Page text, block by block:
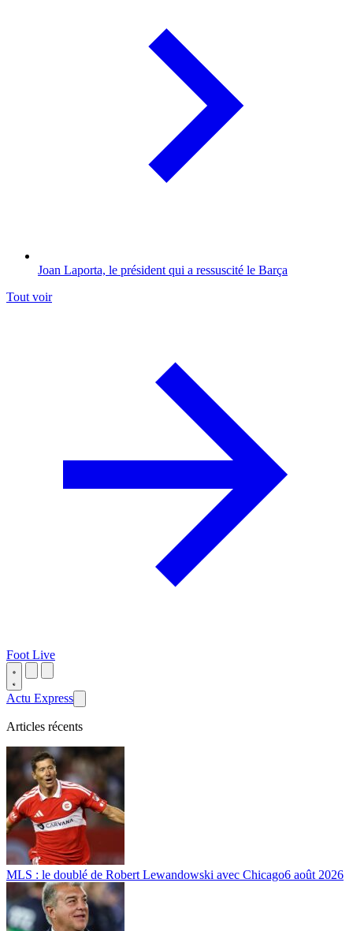
Joan Laporta, le président qui a ressuscité le Barça
Tout voir
Foot Live
Actu Express
Articles récents
MLS : le doublé de Robert Lewandowski avec Chicago6 août 2026